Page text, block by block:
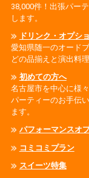
38,000件！出張パー
します。
ドリンク・オプシ
愛知県随一のオード
どの品揃えと演出料
初めての方へ
名古屋市を中心に様
パーティーのお手伝
ます。
パフォーマンスオ
コミコミプラン
スイーツ特集